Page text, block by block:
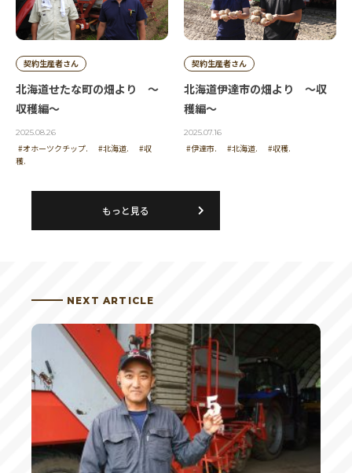
投稿者 | 寿太郎
食べたいよ～です。
投稿者 | みきちゃんのパパ
美味しそうですねぜひ食べてみたいです
投稿者 | Poirot
知り尽くし、その中から生産品は、安全である証。
しかし、苦労しているさなかの横取り防止に苦慮さ
れることは、頭痛の種ですね。
投稿者 | カーコ
わぁ〜、粉吹き芋に塩辛のせて食べた〜い！
契約生産者さん
北海道せたな町の畑より ～
収穫編～
2025.08.26
#オホーツクチップ. #北海道.
#収
穫.
契約生産者さん
北海道伊達市の畑より ～収
穫編～
2025.07.16
#伊達市. #北海道. #収穫.
もっと見る
NEXT ARTICLE